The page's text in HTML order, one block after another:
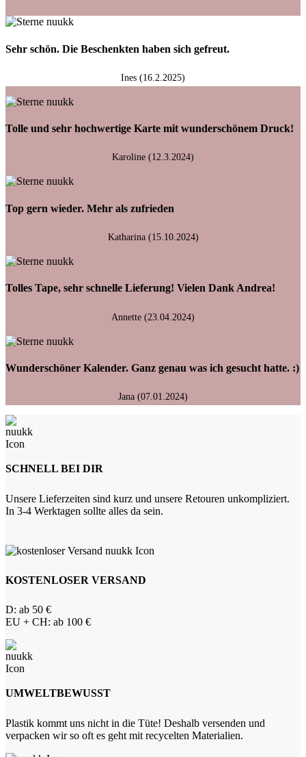
Sehr schön. Die Beschenkten haben sich gefreut.
Ines (16.2.2025)
Tolle und sehr hochwertige Karte mit wunderschönem Druck!
Karoline (12.3.2024)
Top gern wieder. Mehr als zufrieden
Katharina (15.10.2024)
Tolles Tape, sehr schnelle Lieferung! Vielen Dank Andrea!
Annette (23.04.2024)
Wunderschöner Kalender. Ganz genau was ich gesucht hatte. :)
Jana (07.01.2024)
SCHNELL BEI DIR
Unsere Lieferzeiten sind kurz und unsere Retouren unkompliziert.
In 3-4 Werktagen sollte alles da sein.
KOSTENLOSER VERSAND
D: ab 50 €
EU + CH: ab 100 €
UMWELTBEWUSST
Plastik kommt uns nicht in die Tüte! Deshalb versenden und
verpacken wir so oft es geht mit recycelten Materialien.